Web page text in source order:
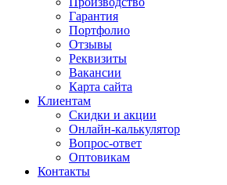
Гарантия
Портфолио
Отзывы
Реквизиты
Вакансии
Карта сайта
Клиентам
Скидки и акции
Онлайн-калькулятор
Вопрос-ответ
Оптовикам
Контакты